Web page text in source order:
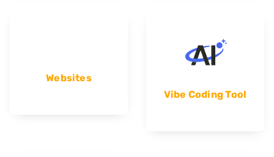
Websites
Vibe Coding Tool